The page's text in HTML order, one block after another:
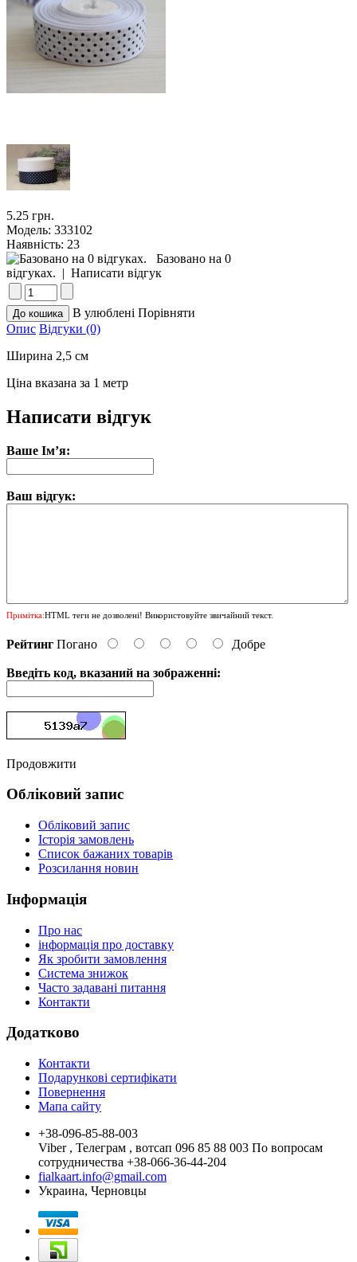
5.25 грн.
Модель: 333102
Наявність: 23
Базовано на 0
відгуках. | Написати відгук
В улюблені Порівняти
Опис Відгуки (0)
Ширина 2,5 см
Ціна вказана за 1 метр
Написати відгук
Ваше Ім’я:
Ваш відгук:
Примітка:HTML теги не дозволені! Використовуйте звичайний текст.
Рейтинг Погано Добре
Введіть код, вказаний на зображенні:
Продовжити
Обліковий запис
Обліковий запис
Історія замовлень
Список бажаних товарів
Розсилання новин
Інформація
Про нас
інформація про доставку
Як зробити замовлення
Система знижок
Часто задавані питання
Контакти
Додатково
Контакти
Подарункові сертифікати
Повернення
Мапа сайту
+38-096-85-88-003
Viber , Телеграм , вотсап 096 85 88 003 По вопросам
сотрудничества +38-066-36-44-204
fialkaart.info@gmail.com
Украина, Черновцы